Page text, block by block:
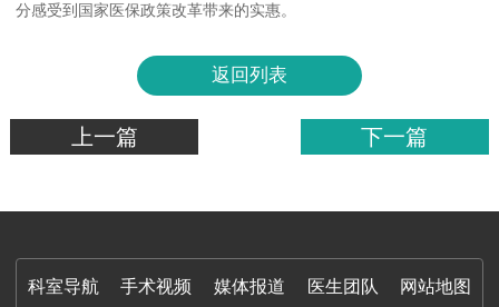
分感受到国家医保政策改革带来的实惠。
返回列表
上一篇 下一篇
科室导航 手术视频 媒体报道 医生团队 网站地图